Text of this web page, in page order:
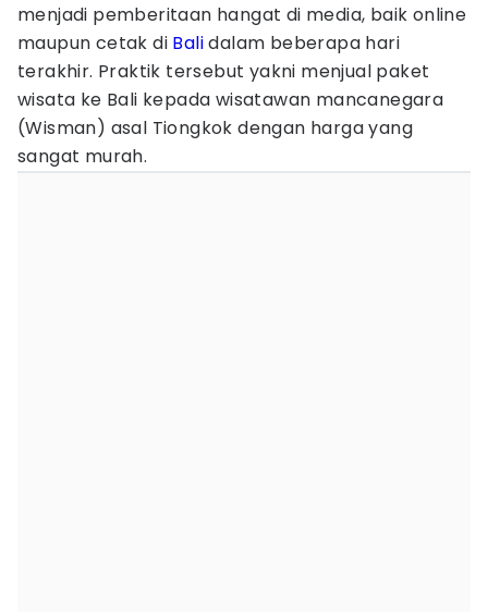
menjadi pemberitaan hangat di media, baik online
maupun cetak di Balidalam beberapa hari
terakhir. Praktik tersebut yakni menjual paket
wisata ke Bali kepada wisatawan mancanegara
(Wisman) asal Tiongkok dengan harga yang
sangat murah.